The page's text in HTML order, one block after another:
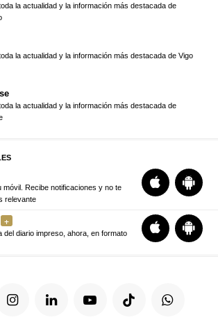
la actualidad y la información más destacada de
la actualidad y la información más destacada de Vigo
la actualidad y la información más destacada de
móvil. Recibe notificaciones y no te
relevante
del diario impreso, ahora, en formato